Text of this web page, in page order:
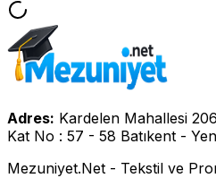
Adres: Kardelen Mahallesi
Kat No : 57 - 58 Batıkent -
Mezuniyet.Net - Tekstil ve